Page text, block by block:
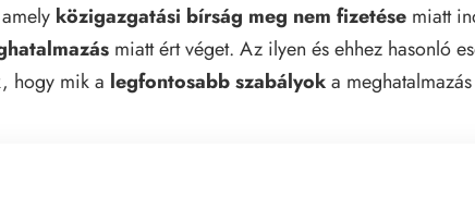
közigazgatási bírság meg nem fizetése miatt
miatt ért véget. Az ilyen és ehhez hasonló
hogy mik a legfontosabb szabályoka meghatalmazás